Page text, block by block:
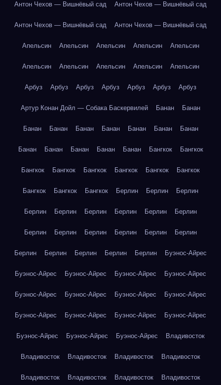
Антон Чехов — Вишнёвый сад Антон Чехов — Вишнёвый сад
Антон Чехов — Вишнёвый сад Антон Чехов — Вишнёвый сад
Апельсин Апельсин Апельсин Апельсин Апельсин
Апельсин Апельсин Апельсин Апельсин Апельсин
Арбуз Арбуз Арбуз Арбуз Арбуз Арбуз Арбуз
Артур Конан Дойл — Собака Баскервилей Банан Банан
Банан Банан Банан Банан Банан Банан Банан
Банан Банан Банан Банан Банан Бангкок Бангкок
Бангкок Бангкок Бангкок Бангкок Бангкок Бангкок
Бангкок Бангкок Бангкок Берлин Берлин Берлин
Берлин Берлин Берлин Берлин Берлин Берлин
Берлин Берлин Берлин Берлин Берлин Берлин
Берлин Берлин Берлин Берлин Берлин Буэнос-Айрес
Буэнос-Айрес Буэнос-Айрес Буэнос-Айрес Буэнос-Айрес
Буэнос-Айрес Буэнос-Айрес Буэнос-Айрес Буэнос-Айрес
Буэнос-Айрес Буэнос-Айрес Буэнос-Айрес Буэнос-Айрес
Буэнос-Айрес Буэнос-Айрес Буэнос-Айрес Владивосток
Владивосток Владивосток Владивосток Владивосток
Владивосток Владивосток Владивосток Владивосток